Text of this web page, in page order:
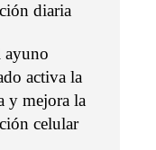
diaria
ayuno
activa la
y mejora la
celular